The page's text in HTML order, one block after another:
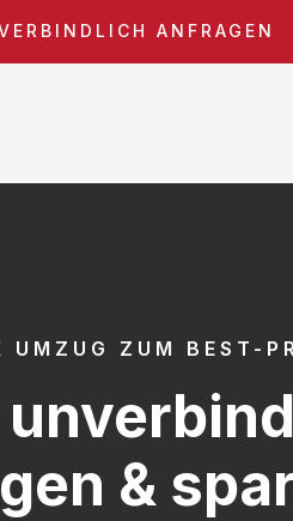
ANFRAGEN
UMZUG ZUM BEST-
&